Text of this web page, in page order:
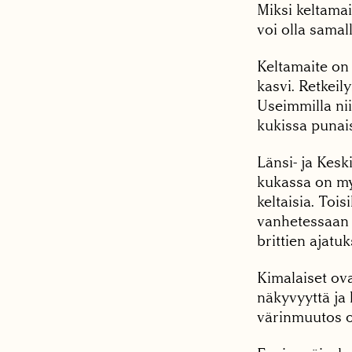
Miksi
voi olla
Keltamaite
kasvi.
Useimmilla
kukissa
Länsi- ja
kukassa on
keltaisia.
brittien
Kimalaiset
näkyvyyttä ja
värinmuutos